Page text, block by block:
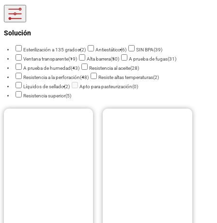
Solución
Esterilización a 135 grados(2) Antiestático(6) SIN BPA(39)
Ventana transparente(19) Alta barrera(50) A prueba de fugas(31)
A prueba de humedad(43) Resistencia al aceite(28)
Resistencia a la perforación(48) Resiste altas temperaturas(2)
Líquidos de sellado(2) Apto para pasteurización(0)
Resistencia superior(5)